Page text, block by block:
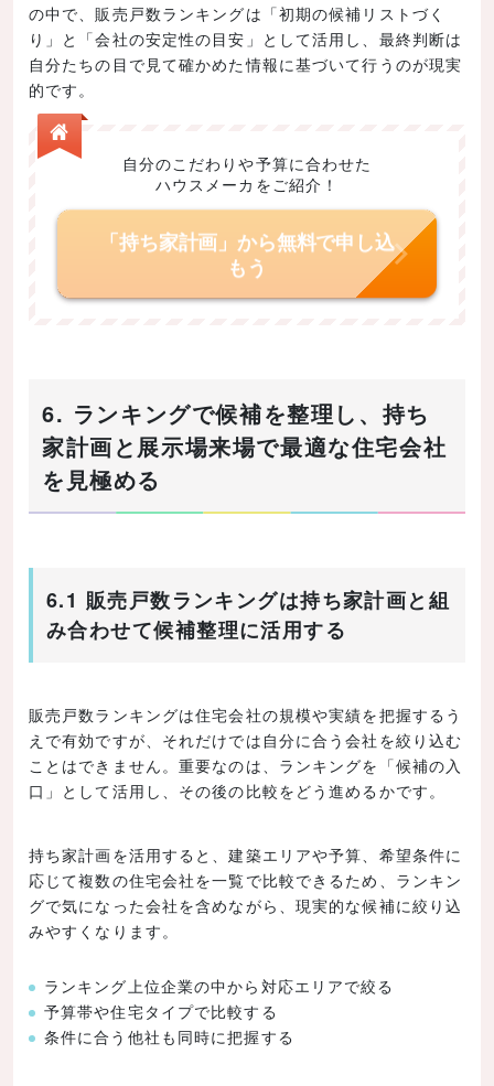
の中で、販売戸数ランキングは「初期の候補リストづく
り」と「会社の安定性の目安」として活用し、最終判断は
自分たちの目で見て確かめた情報に基づいて行うのが現実
的です。
自分のこだわりや予算に合わせた
ハウスメーカをご紹介！
「持ち家計画」から無料で申し込
もう
6. ランキングで候補を整理し、持ち
家計画と展示場来場で最適な住宅会社
を見極める
6.1 販売戸数ランキングは持ち家計画と組
み合わせて候補整理に活用する
販売戸数ランキングは住宅会社の規模や実績を把握するう
えで有効ですが、それだけでは自分に合う会社を絞り込む
ことはできません。重要なのは、ランキングを「候補の入
口」として活用し、その後の比較をどう進めるかです。
持ち家計画を活用すると、建築エリアや予算、希望条件に
応じて複数の住宅会社を一覧で比較できるため、ランキン
グで気になった会社を含めながら、現実的な候補に絞り込
みやすくなります。
ランキング上位企業の中から対応エリアで絞る
予算帯や住宅タイプで比較する
条件に合う他社も同時に把握する